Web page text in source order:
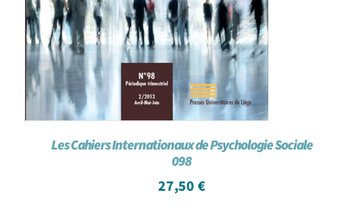
Les Cahiers Internationaux de Psychologie Sociale
098
27,50 €